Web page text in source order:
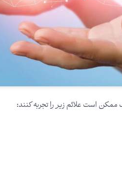
ممکن است علائم زیر را تجربه کنند: